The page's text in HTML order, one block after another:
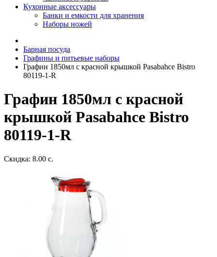
Кухонные аксессуары
Банки и емкости для хранения
Наборы ножей
Барная посуда
Графины и питьевые наборы
Графин 1850мл с красной крышкой Pasabahce Bistro
80119-1-R
Графин 1850мл с красной
крышкой Pasabahce Bistro
80119-1-R
Скидка: 8.00 с.